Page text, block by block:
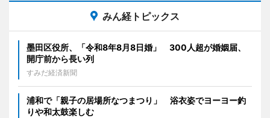
みん経トピックス
墨田区役所、「令和8年8月8日婚」 300人超が婚姻届、
開庁前から長い列
すみだ経済新聞
浦和で「親子の居場所なつまつり」 浴衣姿でヨーヨー釣
りや和太鼓楽しむ